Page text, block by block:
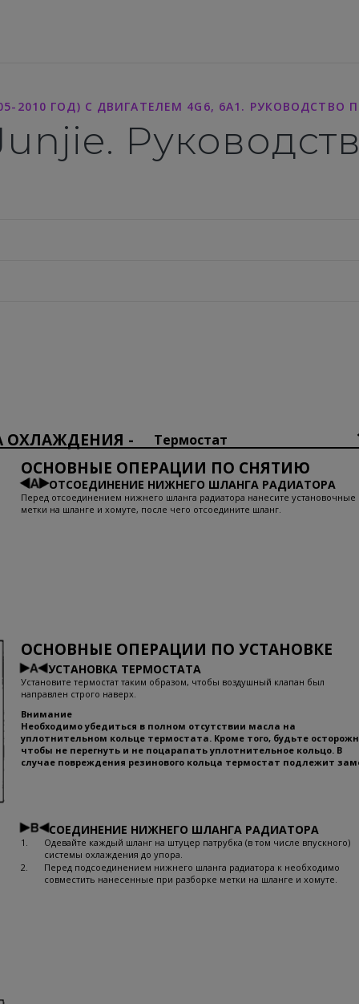
2010 ГОД) С ДВИГАТЕЛЕМ 4G6, 6А1. РУКОВОДСТВО
ОХЛАЖДЕНИЯ - Термостат
ОСНОВНЫЕ ОПЕРАЦИИ ПО СНЯТИЮ
ОТСОЕДИНЕНИЕ НИЖНЕГО ШЛАНГА РАДИАТОРА
Перед отсоединением нижнего шланга радиатора нанесите установочные
метки на шланге и хомуте, после чего отсоедините шланг.
ОСНОВНЫЕ ОПЕРАЦИИ ПО УСТАНОВКЕ
УСТАНОВКА ТЕРМОСТАТА
Установите термостат таким образом, чтобы воздушный клапан был
направлен строго наверх.
Внимание
Необходимо убедиться в полном отсутствии масла на
уплотнительном кольце термостата. Кроме того, будьте
чтобы не перегнуть и не поцарапать уплотнительное кольцо. В
случае повреждения резинового кольца термостат подлежит
СОЕДИНЕНИЕ НИЖНЕГО ШЛАНГА РАДИАТОРА
1.
Одевайте каждый шланг на штуцер патрубка (в том числе впускного)
системы охлаждения до упора.
2.
Перед подсоединением нижнего шланга радиатора к необходимо
совместить нанесенные при разборке метки на шланге и хомуте.